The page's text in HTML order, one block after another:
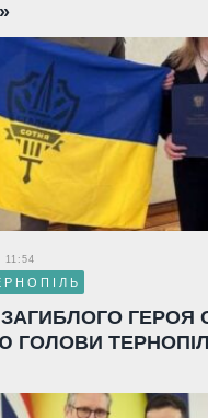
11:54
ГЕРОЯ
ГОЛОВИ